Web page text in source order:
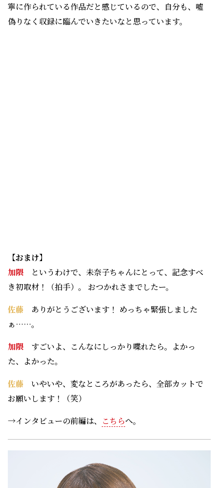
寧に作られている作品だと感じているので、自分も、嘘
偽りなく収録に臨んでいきたいなと思っています。
ぁ……。
加隈 すごいよ、こんなにしっかり喋れたら。よかっ
た、よかった。
佐藤 いやいや、変なところがあったら、全部カットで
お願いします！（笑）
→インタビューの前編は、 こちら へ。